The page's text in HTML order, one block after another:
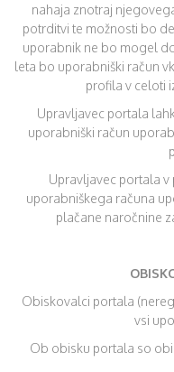
nahaja znotraj
potrditvi te možnosti bo
uporabnik ne bo mogel
leta bo uporabniški račun
profila v celoti
Upravljavec portala
uporabniški račun
Upravljavec portala
uporabniškega računa
plačane naročnine
Obiskovalci portala
vsi
Ob obisku portala so